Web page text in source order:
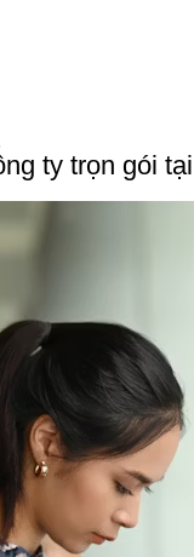
ty trọn gói